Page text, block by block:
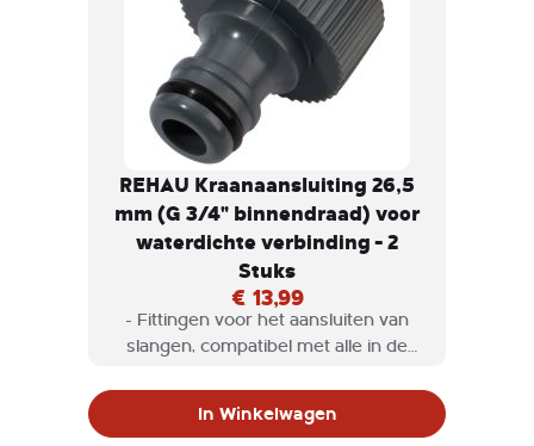
REHAU Kraanaansluiting 26,5
mm (G 3/4" binnendraad) voor
waterdichte verbinding - 2
Stuks
€ 13,99
- Fittingen voor het aansluiten van
slangen, compatibel met alle in de
In Winkelwagen